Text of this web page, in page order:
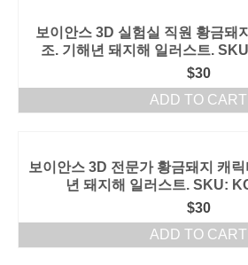
보이안스 3D 실험실 직원 황금돼
조. 기해년 돼지해 일러스트.
$30
ADD TO CART
보이안스 3D 전문가 황금돼지 캐
년 돼지해 일러스트. SKU:
$30
ADD TO CART